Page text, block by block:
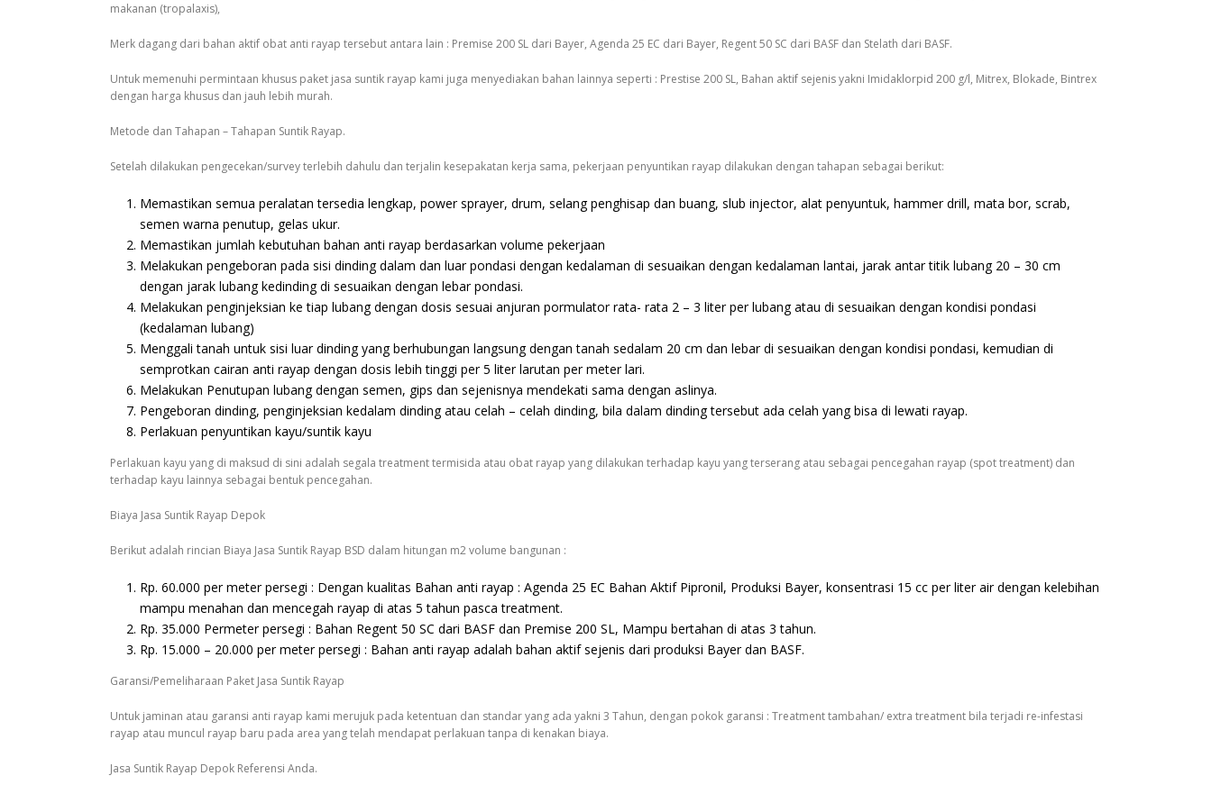
makanan (tropalaxis),
Merk dagang dari bahan aktif obat anti rayap tersebut antara lain : Premise 200 SL dari Bayer, Agenda 25 EC dari Bayer, Regent 50 SC dari BASF dan Stelath dari BASF.
Untuk memenuhi permintaan khusus paket jasa suntik rayap kami juga menyediakan bahan lainnya seperti : Prestise 200 SL, Bahan aktif sejenis yakni Imidaklorpid 200 g/l, Mitrex, Blokade, Bintrex
dengan harga khusus dan jauh lebih murah.
Metode dan Tahapan – Tahapan Suntik Rayap.
Setelah dilakukan pengecekan/survey terlebih dahulu dan terjalin kesepakatan kerja sama, pekerjaan penyuntikan rayap dilakukan dengan tahapan sebagai berikut:
Memastikan semua peralatan tersedia lengkap, power sprayer, drum, selang penghisap dan buang, slub injector, alat penyuntuk, hammer drill, mata bor, scrab,
semen warna penutup, gelas ukur.
Memastikan jumlah kebutuhan bahan anti rayap berdasarkan volume pekerjaan
Melakukan pengeboran pada sisi dinding dalam dan luar pondasi dengan kedalaman di sesuaikan dengan kedalaman lantai, jarak antar titik lubang 20 – 30 cm
dengan jarak lubang kedinding di sesuaikan dengan lebar pondasi.
Melakukan penginjeksian ke tiap lubang dengan dosis sesuai anjuran pormulator rata- rata 2 – 3 liter per lubang atau di sesuaikan dengan kondisi pondasi
(kedalaman lubang)
Menggali tanah untuk sisi luar dinding yang berhubungan langsung dengan tanah sedalam 20 cm dan lebar di sesuaikan dengan kondisi pondasi, kemudian di
semprotkan cairan anti rayap dengan dosis lebih tinggi per 5 liter larutan per meter lari.
Melakukan Penutupan lubang dengan semen, gips dan sejenisnya mendekati sama dengan aslinya.
Pengeboran dinding, penginjeksian kedalam dinding atau celah – celah dinding, bila dalam dinding tersebut ada celah yang bisa di lewati rayap.
Perlakuan penyuntikan kayu/suntik kayu
Perlakuan kayu yang di maksud di sini adalah segala treatment termisida atau obat rayap yang dilakukan terhadap kayu yang terserang atau sebagai pencegahan rayap (spot treatment) dan
terhadap kayu lainnya sebagai bentuk pencegahan.
Biaya Jasa Suntik Rayap Depok
Berikut adalah rincian Biaya Jasa Suntik Rayap BSD dalam hitungan m2 volume bangunan :
Rp. 60.000 per meter persegi : Dengan kualitas Bahan anti rayap : Agenda 25 EC Bahan Aktif Pipronil, Produksi Bayer, konsentrasi 15 cc per liter air dengan kelebihan
mampu menahan dan mencegah rayap di atas 5 tahun pasca treatment.
Rp. 35.000 Permeter persegi : Bahan Regent 50 SC dari BASF dan Premise 200 SL, Mampu bertahan di atas 3 tahun.
Rp. 15.000 – 20.000 per meter persegi : Bahan anti rayap adalah bahan aktif sejenis dari produksi Bayer dan BASF.
Garansi/Pemeliharaan Paket Jasa Suntik Rayap
Untuk jaminan atau garansi anti rayap kami merujuk pada ketentuan dan standar yang ada yakni 3 Tahun, dengan pokok garansi : Treatment tambahan/ extra treatment bila terjadi re-infestasi
rayap atau muncul rayap baru pada area yang telah mendapat perlakuan tanpa di kenakan biaya.
Jasa Suntik Rayap Depok Referensi Anda.